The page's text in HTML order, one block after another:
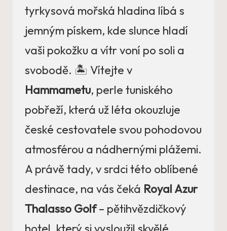
tyrkysová mořská hladina líbá s
jemným pískem, kde slunce hladí
vaši pokožku a vítr voní po soli a
svobodě. 🏝️ Vítejte v
Hammametu, perle tuniského
pobřeží, která už léta okouzluje
české cestovatele svou pohodovou
atmosférou a nádhernými plážemi.
A právě tady, v srdci této oblíbené
destinace, na vás čeká Royal Azur
Thalasso Golf– pětihvězdičkový